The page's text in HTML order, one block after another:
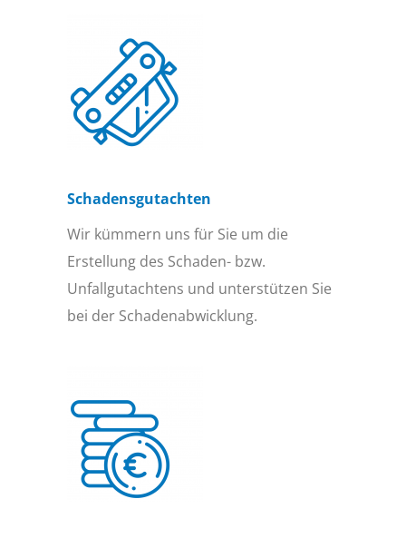
Schadensgutachten
Wir kümmern uns für Sie um die
Erstellung des Schaden- bzw.
Unfallgutachtens und unterstützen Sie
bei der Schadenabwicklung.